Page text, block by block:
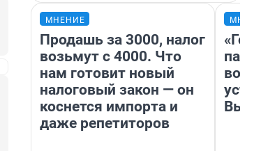
МНЕНИЕ
Продашь за 3000, налог
возьмут с 4000. Что
нам готовит новый
налоговый закон — он
коснется импорта и
даже репетиторов